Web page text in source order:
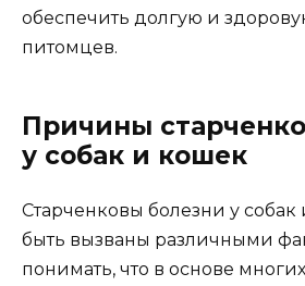
обеспечить долгую и
питомцев.
Причины
у собак и кошек
Старченковы болезни у собак
быть вызваны различными
понимать, что в основе